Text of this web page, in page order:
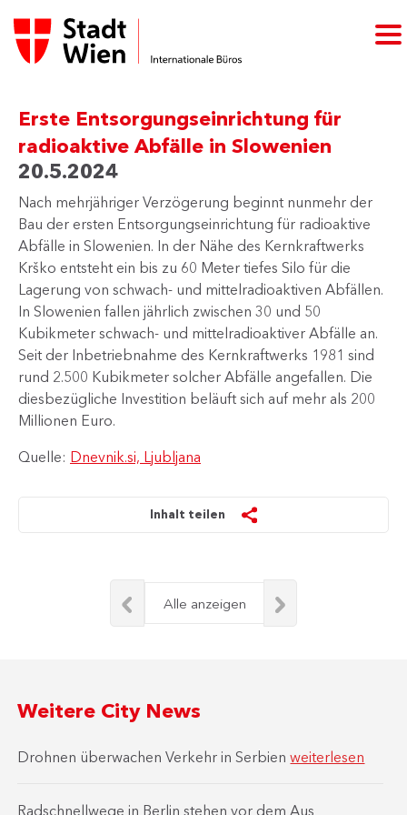
Erste Entsorgungseinrichtung für
radioaktive Abfälle in Slowenien
20.5.2024
Nach mehrjähriger Verzögerung beginnt nunmehr der
Bau der ersten Entsorgungseinrichtung für radioaktive
Abfälle in Slowenien. In der Nähe des Kernkraftwerks
Krško entsteht ein bis zu 60 Meter tiefes Silo für die
Lagerung von schwach- und mittelradioaktiven Abfällen.
In Slowenien fallen jährlich zwischen 30 und 50
Kubikmeter schwach- und mittelradioaktiver Abfälle an.
Seit der Inbetriebnahme des Kernkraftwerks 1981 sind
rund 2.500 Kubikmeter solcher Abfälle angefallen. Die
diesbezügliche Investition beläuft sich auf mehr als 200
Millionen Euro.
Quelle: Dnevnik.si, Ljubljana
Inhalt teilen
Alle anzeigen
Weitere City News
Drohnen überwachen Verkehr in Serbienweiterlesen
Radschnellwege in Berlin stehen vor dem Aus